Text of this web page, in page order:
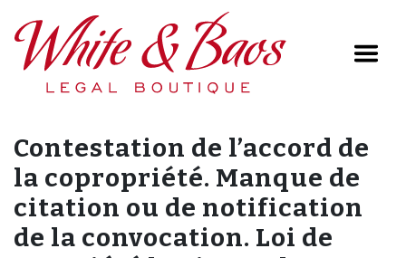
Main Navigation
Contestation de l’accord de
la copropriété. Manque de
citation ou de notification
de la convocation. Loi de